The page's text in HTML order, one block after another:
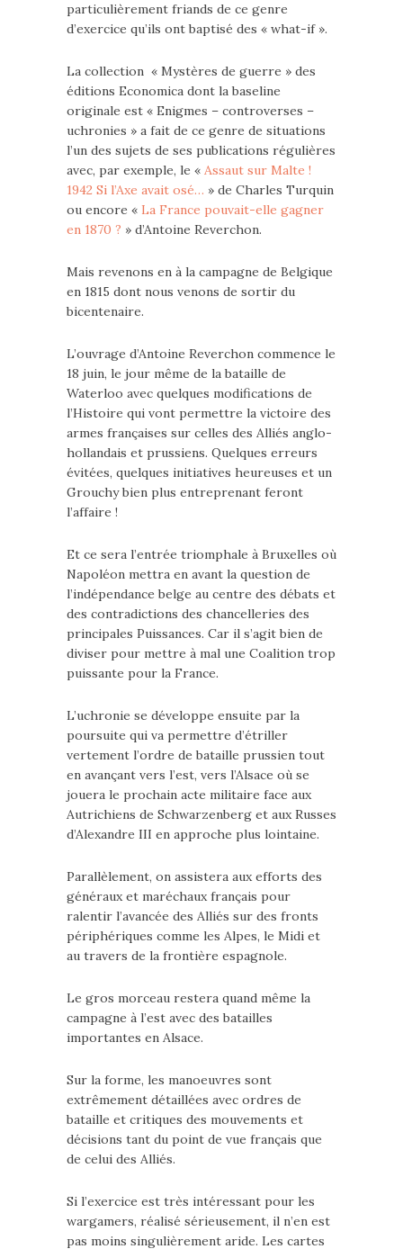
particulièrement friands de ce genre
d’exercice qu’ils ont baptisé des « what-if ».
La collection « Mystères de guerre » des
éditions Economica dont la baseline
originale est « Enigmes – controverses –
uchronies » a fait de ce genre de situations
l’un des sujets de ses publications régulières
avec, par exemple, le « Assaut sur Malte !
1942 Si l’Axe avait osé… » de Charles Turquin
ou encore « La France pouvait-elle gagner
en 1870 ? » d’Antoine Reverchon.
Mais revenons en à la campagne de Belgique
en 1815 dont nous venons de sortir du
bicentenaire.
L’ouvrage d’Antoine Reverchon commence le
18 juin, le jour même de la bataille de
Waterloo avec quelques modifications de
l’Histoire qui vont permettre la victoire des
armes françaises sur celles des Alliés anglo-
hollandais et prussiens. Quelques erreurs
évitées, quelques initiatives heureuses et un
Grouchy bien plus entreprenant feront
l’affaire !
Et ce sera l’entrée triomphale à Bruxelles où
Napoléon mettra en avant la question de
l’indépendance belge au centre des débats et
des contradictions des chancelleries des
principales Puissances. Car il s’agit bien de
diviser pour mettre à mal une Coalition trop
puissante pour la France.
L’uchronie se développe ensuite par la
poursuite qui va permettre d’étriller
vertement l’ordre de bataille prussien tout
en avançant vers l’est, vers l’Alsace où se
jouera le prochain acte militaire face aux
Autrichiens de Schwarzenberg et aux Russes
d’Alexandre III en approche plus lointaine.
Parallèlement, on assistera aux efforts des
généraux et maréchaux français pour
ralentir l’avancée des Alliés sur des fronts
périphériques comme les Alpes, le Midi et
au travers de la frontière espagnole.
Le gros morceau restera quand même la
campagne à l’est avec des batailles
importantes en Alsace.
Sur la forme, les manoeuvres sont
extrêmement détaillées avec ordres de
bataille et critiques des mouvements et
décisions tant du point de vue français que
de celui des Alliés.
Si l’exercice est très intéressant pour les
wargamers, réalisé sérieusement, il n’en est
pas moins singulièrement aride. Les cartes